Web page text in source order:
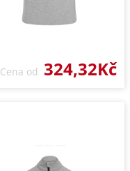
Cena od 324,32Kč